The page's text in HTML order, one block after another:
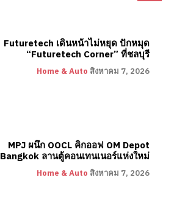
Futuretech เดินหน้าไม่หยุด ปักหมุด
“Futuretech Corner” ที่ชลบุรี
Home & Auto สิงหาคม 7, 2026
MPJ ผนึก OOCL คิกออฟ OM Depot
Bangkok ลานตู้คอนเทนเนอร์แห่งใหม่
Home & Auto สิงหาคม 7, 2026